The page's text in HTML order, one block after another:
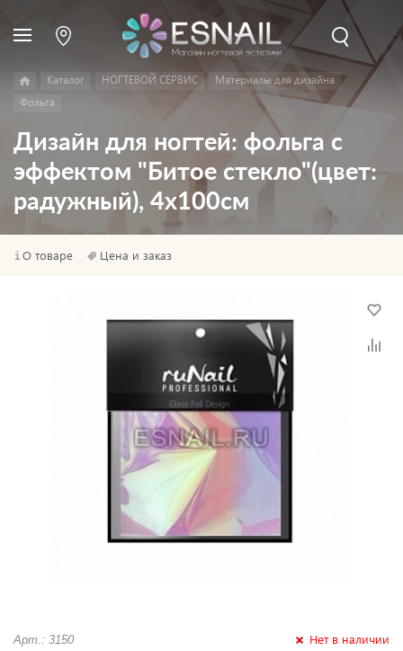
Каталог НОГТЕВОЙ СЕРВИС
Материалы для дизайна
Фольга
Дизайн для ногтей: фольга с
эффектом "Битое стекло"(цвет:
радужный), 4х100см
О товаре Цена и заказ
Арт.: 3150 Нет в наличии